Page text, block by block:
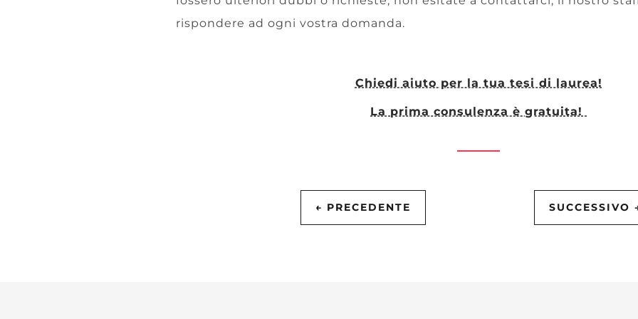
rispondere ad ogni vostra domanda.
Chiedi aiuto per la tua tesi di laurea!
La prima consulenza è gratuita!
← PRECEDENTE SUCCESSIVO